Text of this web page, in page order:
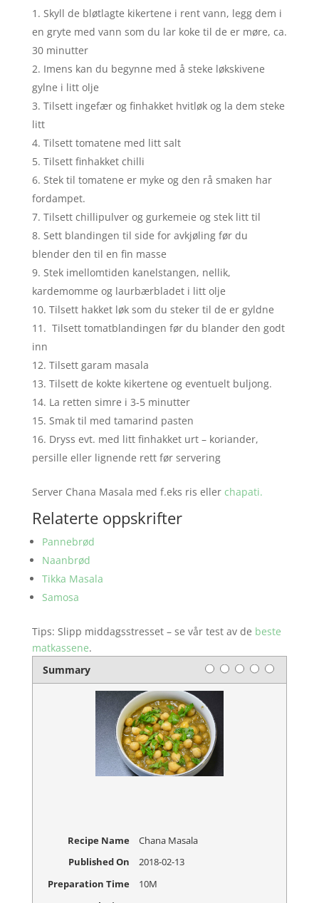
Skyll de bløtlagte kikertene i rent vann, legg dem i
en gryte med vann som du lar koke til de er møre, ca.
30 minutter
Imens kan du begynne med å steke løkskivene
gylne i litt olje
Tilsett ingefær og finhakket hvitløk og la dem steke
litt
Tilsett tomatene med litt salt
Tilsett finhakket chilli
Stek til tomatene er myke og den rå smaken har
fordampet.
Tilsett chillipulver og gurkemeie og stek litt til
Sett blandingen til side for avkjøling før du
blender den til en fin masse
Stek imellomtiden kanelstangen, nellik,
kardemomme og laurbærbladet i litt olje
Tilsett hakket løk som du steker til de er gyldne
Tilsett tomatblandingen før du blander den godt
inn
Tilsett garam masala
Tilsett de kokte kikertene og eventuelt buljong.
La retten simre i 3-5 minutter
Smak til med tamarind pasten
Dryss evt. med litt finhakket urt – koriander,
persille eller lignende rett før servering
Server Chana Masala med f.eks ris eller chapati.
Relaterte oppskrifter
Pannebrød
Naanbrød
Tikka Masala
Samosa
Tips: Slipp middagsstresset – se vår test av de beste
matkassene.
Summary
Rating1 star2 stars3 stars4 stars
Recipe Name
Chana Masala
Published On
2018-02-13
Preparation Time
10M